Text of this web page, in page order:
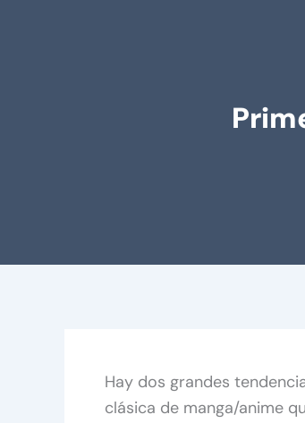
Hay dos grandes
clásica de manga/anime